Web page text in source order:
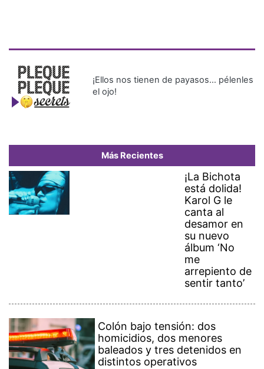
¡Ellos nos tienen de payasos… pélenles
el ojo!
Más Recientes
¡La Bichota
está dolida!
Karol G le
canta al
desamor en
su nuevo
álbum ‘No
me
arrepiento de
sentir tanto’
Colón bajo tensión: dos
homicidios, dos menores
baleados y tres detenidos en
distintos operativos